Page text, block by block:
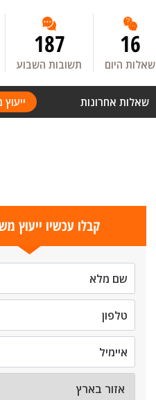
16
שאלות היום
187
תשובות השבוע
שאלות אחרונות
קבלו עכשיו ייעוץ